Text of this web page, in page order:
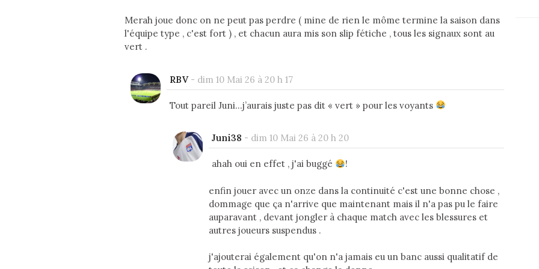
Merah joue donc on ne peut pas perdre ( mine de rien le môme termine la saison dans
l'équipe type , c'est fort ) , et chacun aura mis son slip fétiche , tous les signaux sont au
vert .
RBV- dim 10 Mai 26 à 20 h 17
Tout pareil Juni…j’aurais juste pas dit « vert » pour les voyants
Juni38 - dim 10 Mai 26 à 20 h 20
ahah oui en effet , j'ai buggé !
enfin jouer avec un onze dans la continuité c'est une bonne chose ,
dommage que ça n'arrive que maintenant mais il n'a pas pu le faire
auparavant , devant jongler à chaque match avec les blessures et
autres joueurs suspendus .
j'ajouterai également qu'on n'a jamais eu un banc aussi qualitatif de